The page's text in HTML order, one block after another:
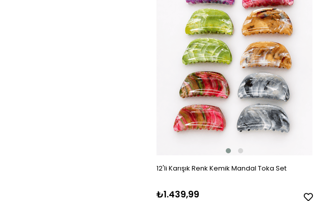
12'li Karışık Renk Kemik Mandal Toka Set
₺1.439,99